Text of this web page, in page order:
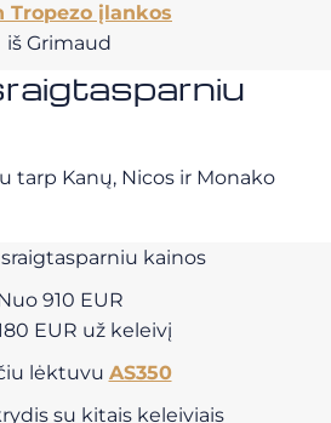
Tropezo įlankos
iš Grimaud
tarp Kanų, Nicos ir Monako
kainos
910 EUR
EUR už keleivį
lėktuvu AS350
su kitais keleiviais